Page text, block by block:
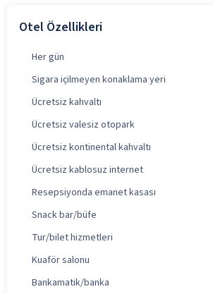
Otel Özellikleri
Her gün
Sigara içilmeyen konaklama yeri
Ücretsiz kahvaltı
Ücretsiz valesiz otopark
Ücretsiz kontinental kahvaltı
Ücretsiz kablosuz internet
Resepsiyonda emanet kasası
Snack bar/büfe
Tur/bilet hizmetleri
Kuaför salonu
Bankamatik/banka